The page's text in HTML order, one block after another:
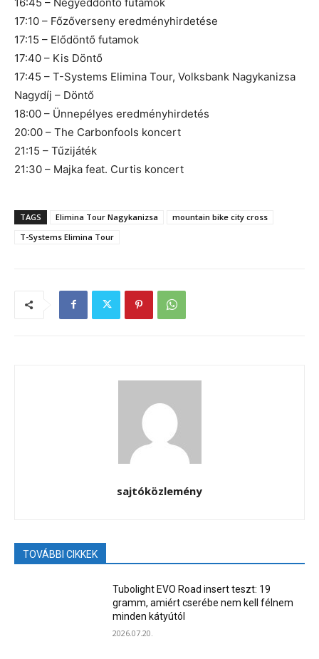
17:10 – Főzőverseny eredményhirdetése
17:15 – Elődöntő futamok
17:40 – Kis Döntő
17:45 – T-Systems Elimina Tour, Volksbank Nagykanizsa
Nagydíj – Döntő
18:00 – Ünnepélyes eredményhirdetés
20:00 – The Carbonfools koncert
21:15 – Tűzijáték
21:30 – Majka feat. Curtis koncert
TAGS Elimina Tour Nagykanizsa
mountain bike city cross
T-Systems Elimina Tour
sajtóközlemény
TOVÁBBI CIKKEK
Tubolight EVO Road insert teszt: 19
gramm, amiért cserébe nem kell félnem
minden kátyútól
2026.07.20.